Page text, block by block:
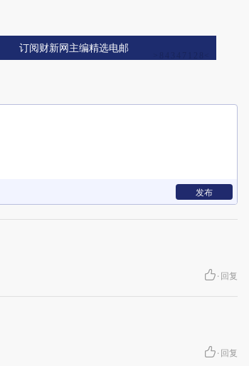
订阅财新网主编精选电邮
发布
· 回复
· 回复